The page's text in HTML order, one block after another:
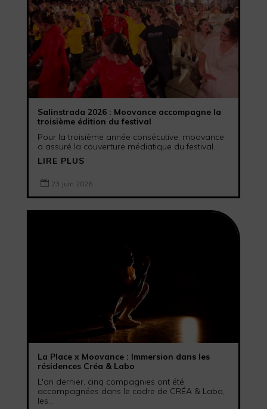
Salinstrada 2026 : Moovance accompagne la
troisième édition du festival
Pour la troisième année consécutive, moovance
a assuré la couverture médiatique du festival...
LIRE PLUS
 23 Juin 2026
La Place x Moovance : Immersion dans les
résidences Créa & Labo
L'an dernier, cinq compagnies ont été
accompagnées dans le cadre de CRÉA & Labo,
les...